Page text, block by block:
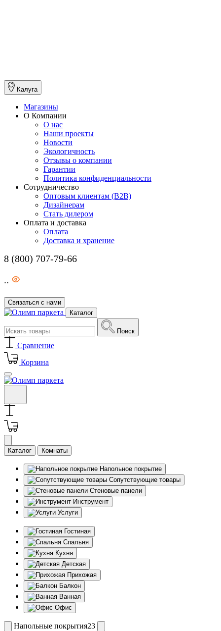
Калуга
Магазины
О Компании
О нас
Наши проекты
Новости
Экологичность
Отзывы о компании
Гарантии
Политика конфиденциальности
Сотрудничество
Оптовым клиентам (В2В)
Дизайнерам
Стать дилером
Оплата и доставка
Оплата
Доставка и хранение
8 (800) 707-79-66
..
Связаться с нами
Каталог
Поиск
Сравнение
Корзина
Каталог Комнаты
Напольное покрытие
Сопутствующие товары
Стеновые панели
Инструмент
Услуги
Гостиная
Спальня
Кухня
Детская
Прихожая
Балкон
Ванная
Офис
Напольные покрытия23